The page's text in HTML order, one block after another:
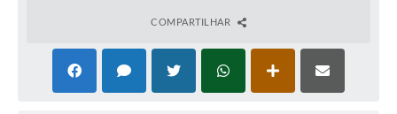
COMPARTILHAR